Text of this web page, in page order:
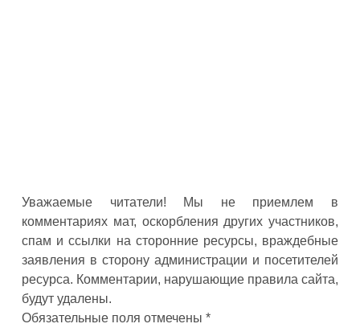
Уважаемые читатели! Мы не приемлем в
комментариях мат, оскорбления других участников,
спам и ссылки на сторонние ресурсы, враждебные
заявления в сторону администрации и посетителей
ресурса. Комментарии, нарушающие правила сайта,
будут удалены.
Обязательные поля отмечены *